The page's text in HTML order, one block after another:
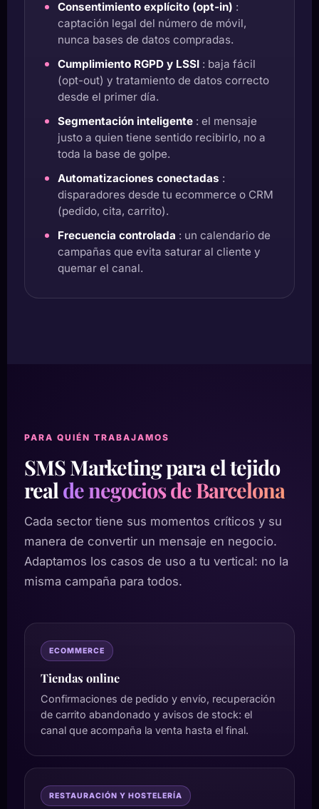
Consentimiento explícito (opt-in) :
captación legal del número de móvil,
nunca bases de datos compradas.
Cumplimiento RGPD y LSSI : baja fácil
(opt-out) y tratamiento de datos correcto
desde el primer día.
Segmentación inteligente : el mensaje
justo a quien tiene sentido recibirlo, no a
toda la base de golpe.
Automatizaciones conectadas :
disparadores desde tu ecommerce o CRM
(pedido, cita, carrito).
Frecuencia controlada : un calendario de
campañas que evita saturar al cliente y
quemar el canal.
PARA QUIÉN TRABAJAMOS
SMS Marketing para el tejido
real de negocios de Barcelona
Cada sector tiene sus momentos críticos y su
manera de convertir un mensaje en negocio.
Adaptamos los casos de uso a tu vertical: no la
misma campaña para todos.
ECOMMERCE
Tiendas online
Confirmaciones de pedido y envío, recuperación
de carrito abandonado y avisos de stock: el
canal que acompaña la venta hasta el final.
RESTAURACIÓN Y HOSTELERÍA